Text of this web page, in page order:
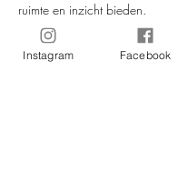
ruimte en inzicht bieden.
In de prachtige en luxueuze
jij dit weekend van sessies
inzicht geven.
Instagram Facebook